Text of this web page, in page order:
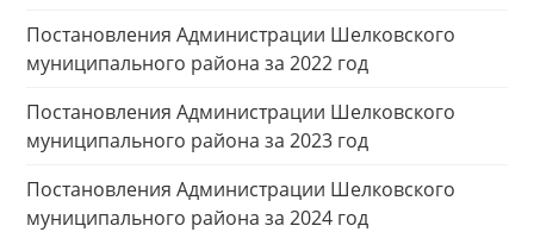
Постановления Администрации Шелковского
муниципального района за 2022 год
Постановления Администрации Шелковского
муниципального района за 2023 год
Постановления Администрации Шелковского
муниципального района за 2024 год